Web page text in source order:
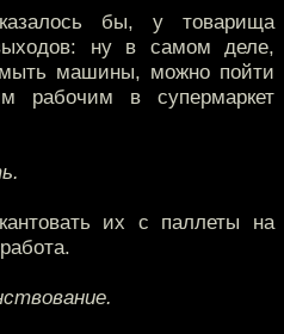
бы, у товарища
ну в самом деле,
машины, можно пойти
рабочим в супермаркет
их с паллеты на